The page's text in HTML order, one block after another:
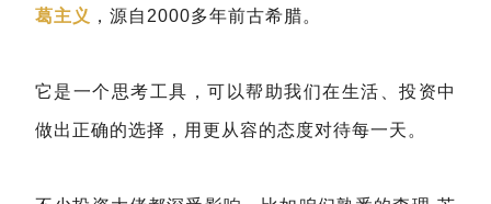
葛主义 ，源自2000多年前古希腊。
它是一个思考工具，可以帮助我们在生活、投资中
做出正确的选择，用更从容的态度对待每一天。